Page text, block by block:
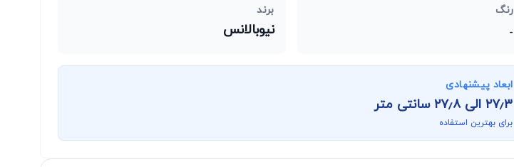
رنگ
-
برند
نیوبالانس
ابعاد پیشنهادی
۲۷٫۳الی۲۷٫۸سانتی متر
برای بهترین استفاده